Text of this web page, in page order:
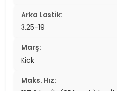
Arka Lastik:
3.25-19
Marş:
Kick
Maks. Hız: